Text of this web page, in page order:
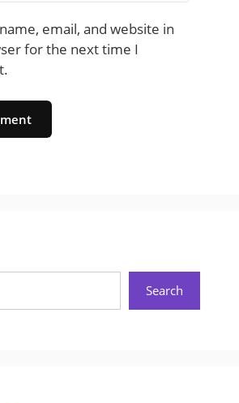
email, and website in
for the next time I
Search